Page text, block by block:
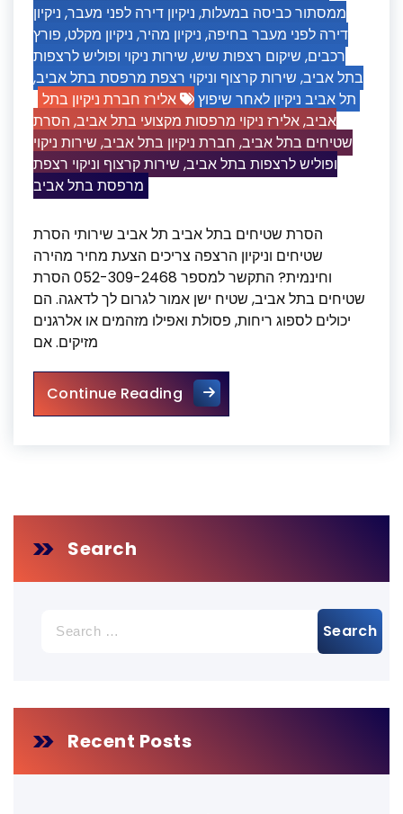
ממסתור כביסה במעלות, ניקיון דירה לפני מעבר, ניקיון
דירה לפני מעבר בחיפה, ניקיון מהיר, ניקיון מקלט, פורץ
רכבים, שיקום רצפות שיש, שירות ניקוי ופוליש לרצפות
בתל אביב, שירות קרצוף וניקוי רצפת מרפסת בתל אביב,
תל אביב ניקיון לאחר שיפוץ
אלירז חברת ניקיון בתל
אביב,אלירז ניקוי מרפסות מקצועי בתל אביב, הסרת
שטיחים בתל אביב, חברת ניקיון בתל אביב, שירות ניקוי
ופוליש לרצפות בתל אביב, שירות קרצוף וניקוי רצפת
מרפסת בתל אביב
הסרת שטיחים בתל אביב תל אביב שירותי הסרת
שטיחים וניקיון הרצפה צריכים הצעת מחיר מהירה
וחינמית? התקשר למספר 052-309-2468 הסרת
שטיחים בתל אביב, שטיח ישן אמור לגרום לך לדאגה. הם
יכולים לספוג ריחות, פסולת ואפילו מזהמים או אלרגנים
מזיקים. אם
Continue Readingהסרת שטיחים בתל אביב
Search
for:
Recent Posts